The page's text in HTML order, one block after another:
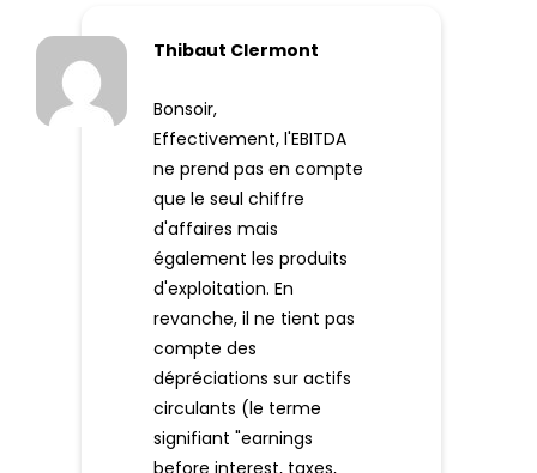
Thibaut Clermont
Bonsoir,
Effectivement, l'EBITDA
ne prend pas en compte
que le seul chiffre
d'affaires mais
également les produits
d'exploitation. En
revanche, il ne tient pas
compte des
dépréciations sur actifs
circulants (le terme
signifiant "earnings
before interest, taxes,